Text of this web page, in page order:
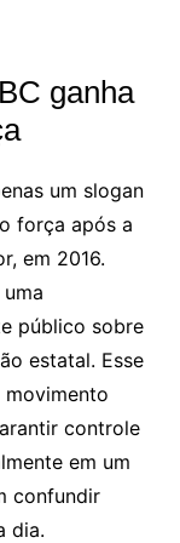
ganha
um slogan
força após a
em 2016.
público sobre
estatal. Esse
controle
em um
confundir
dia.